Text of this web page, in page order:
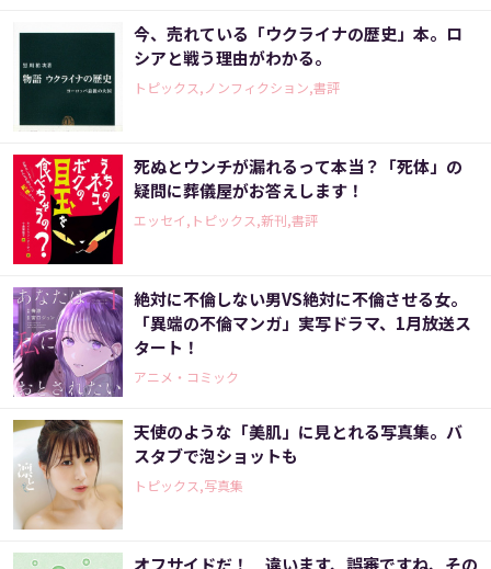
今、売れている「ウクライナの歴史」本。ロ
シアと戦う理由がわかる。
トピックス,ノンフィクション,書評
死ぬとウンチが漏れるって本当？「死体」の
疑問に葬儀屋がお答えします！
エッセイ,トピックス,新刊,書評
絶対に不倫しない男VS絶対に不倫させる女。
「異端の不倫マンガ」実写ドラマ、1月放送ス
タート！
アニメ・コミック
天使のような「美肌」に見とれる写真集。バ
スタブで泡ショットも
トピックス,写真集
オフサイドだ！ 違います、誤審ですね、その